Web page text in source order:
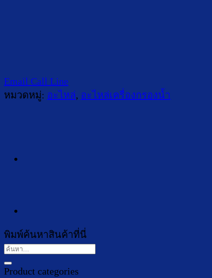
Email Call Line
หมวดหมู่: อะไหล่, อะไหล่เครื่องกรองน้ำ
พิมพ์ค้นหาสินค้าที่นี่
ค้นหา:
Product categories